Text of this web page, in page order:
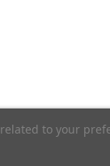
to your